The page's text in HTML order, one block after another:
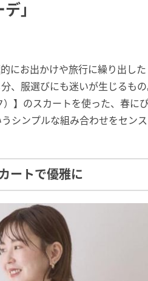
」
にお出かけや旅行に繰り出した
、服選びにも迷いが生じるも
）】のスカートを使った、春に
シンプルな組み合わせをセン
ートで優雅に